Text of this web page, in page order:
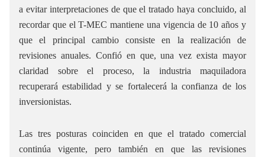
a evitar interpretaciones de que el tratado haya concluido, al
recordar que el T-MEC mantiene una vigencia de 10 años y
que el principal cambio consiste en la realización de
revisiones anuales. Confió en que, una vez exista mayor
claridad sobre el proceso, la industria maquiladora
recuperará estabilidad y se fortalecerá la confianza de los
inversionistas.
Las tres posturas coinciden en que el tratado comercial
continúa vigente, pero también en que las revisiones